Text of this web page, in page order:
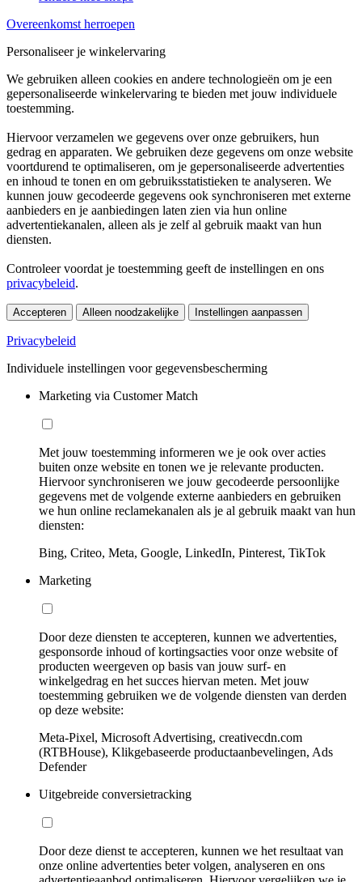
Overeenkomst herroepen
Personaliseer je winkelervaring
We gebruiken alleen cookies en andere technologieën om je een
gepersonaliseerde winkelervaring te bieden met jouw individuele
toestemming.
Hiervoor verzamelen we gegevens over onze gebruikers, hun
gedrag en apparaten. We gebruiken deze gegevens om onze website
voortdurend te optimaliseren, om je gepersonaliseerde advertenties
en inhoud te tonen en om gebruiksstatistieken te analyseren. We
kunnen jouw gecodeerde gegevens ook synchroniseren met externe
aanbieders en je aanbiedingen laten zien via hun online
advertentiekanalen, alleen als je zelf al gebruik maakt van hun
diensten.
Controleer voordat je toestemming geeft de instellingen en ons
privacybeleid.
Accepteren Alleen noodzakelijke Instellingen aanpassen
Privacybeleid
Individuele instellingen voor gegevensbescherming
Marketing via Customer Match
Met jouw toestemming informeren we je ook over acties
buiten onze website en tonen we je relevante producten.
Hiervoor synchroniseren we jouw gecodeerde persoonlijke
gegevens met de volgende externe aanbieders en gebruiken
we hun online reclamekanalen als je al gebruik maakt van hun
diensten:
Bing, Criteo, Meta, Google, LinkedIn, Pinterest, TikTok
Marketing
Door deze diensten te accepteren, kunnen we advertenties,
gesponsorde inhoud of kortingsacties voor onze website of
producten weergeven op basis van jouw surf- en
winkelgedrag en het succes hiervan meten. Met jouw
toestemming gebruiken we de volgende diensten van derden
op deze website:
Meta-Pixel, Microsoft Advertising, creativecdn.com
(RTBHouse), Klikgebaseerde productaanbevelingen, Ads
Defender
Uitgebreide conversietracking
Door deze dienst te accepteren, kunnen we het resultaat van
onze online advertenties beter volgen, analyseren en ons